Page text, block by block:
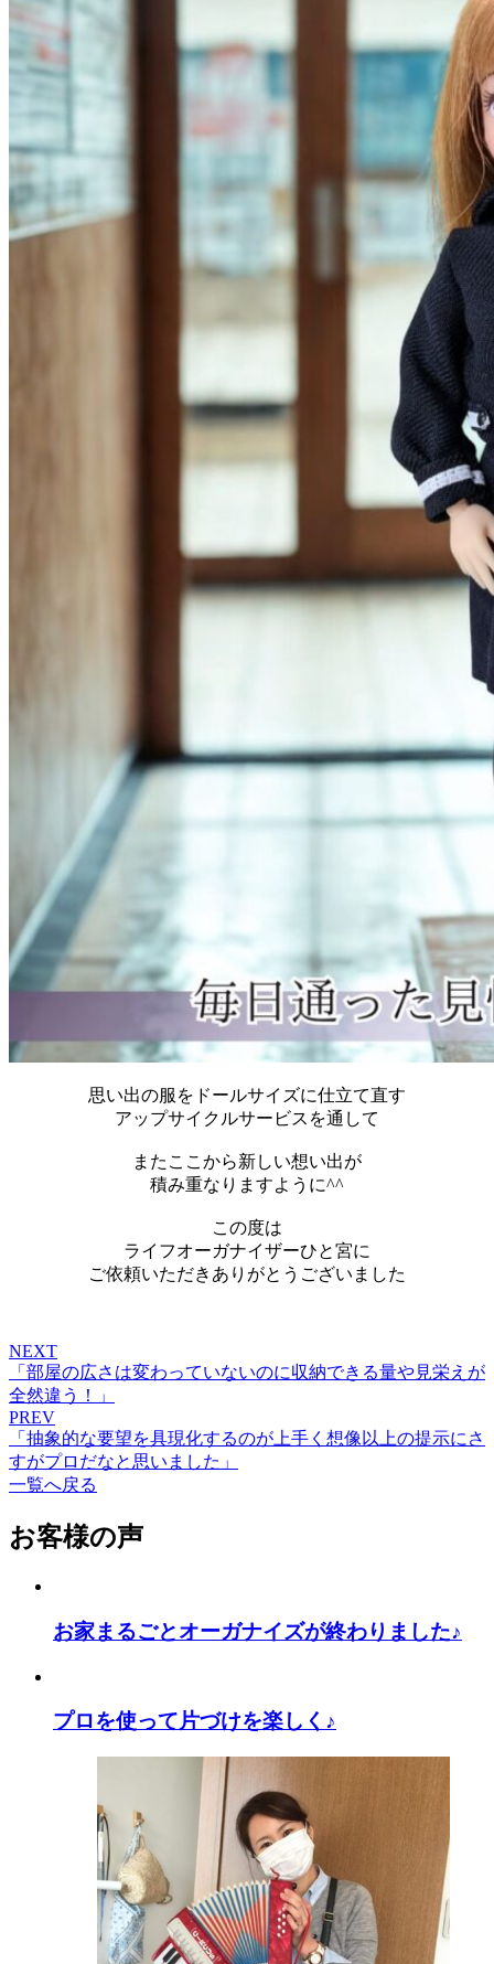
思い出の服をドールサイズに仕立て直す
アップサイクルサービスを通して
またここから新しい想い出が
積み重なりますように^^
この度は
ライフオーガナイザーひと宮に
ご依頼いただきありがとうございました
NEXT
「部屋の広さは変わっていないのに収納できる量や見栄えが
全然違う！」
PREV
「抽象的な要望を具現化するのが上手く想像以上の提示にさ
すがプロだなと思いました」
一覧へ戻る
お客様の声
お家まるごとオーガナイズが終わりました♪
プロを使って片づけを楽しく♪